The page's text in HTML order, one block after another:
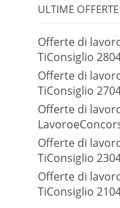
ULTIME OFFERTE
Offerte di
TiConsiglio
Offerte di
TiConsiglio
Offerte di
Offerte di
TiConsiglio
Offerte di
TiConsiglio